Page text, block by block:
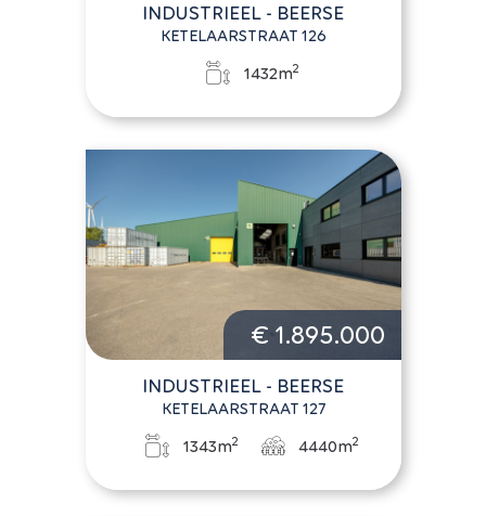
INDUSTRIEEL - BEERSE
KETELAARSTRAAT 126
1432m2
€ 1.895.000
INDUSTRIEEL - BEERSE
KETELAARSTRAAT 127
1343m2 4440m2